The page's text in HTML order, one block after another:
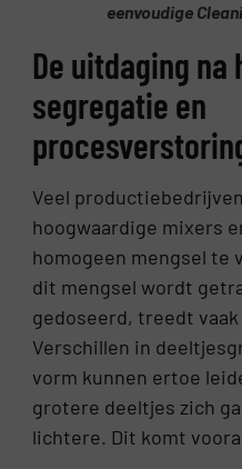
eenvoudige
De uitdaging na
segregatie en
Veel
hoogwaardige mixers
homogeen mengsel te
dit mengsel wordt
gedoseerd, treedt
Verschillen in
vorm kunnen ertoe
grotere deeltjes zich
lichtere. Dit komt